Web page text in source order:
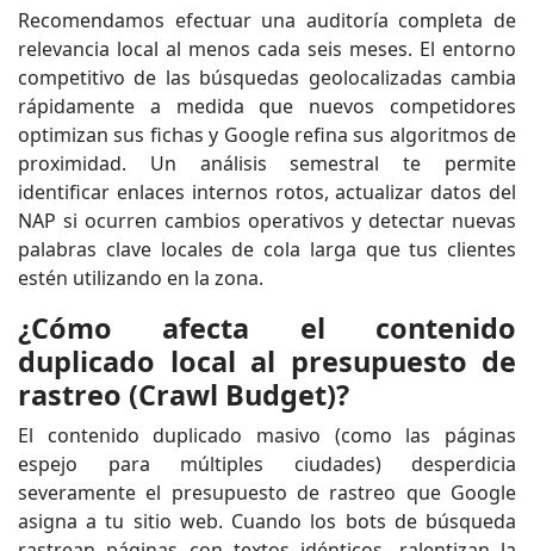
Recomendamos efectuar una auditoría completa de
relevancia local al menos cada seis meses. El entorno
competitivo de las búsquedas geolocalizadas cambia
rápidamente a medida que nuevos competidores
optimizan sus fichas y Google refina sus algoritmos de
proximidad. Un análisis semestral te permite
identificar enlaces internos rotos, actualizar datos del
NAP si ocurren cambios operativos y detectar nuevas
palabras clave locales de cola larga que tus clientes
estén utilizando en la zona.
¿Cómo afecta el contenido
duplicado local al presupuesto de
rastreo (Crawl Budget)?
El contenido duplicado masivo (como las páginas
espejo para múltiples ciudades) desperdicia
severamente el presupuesto de rastreo que Google
asigna a tu sitio web. Cuando los bots de búsqueda